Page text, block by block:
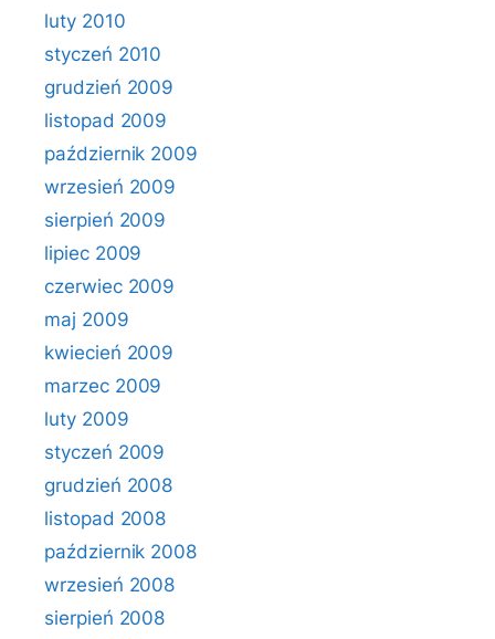
luty 2010
styczeń 2010
grudzień 2009
listopad 2009
październik 2009
wrzesień 2009
sierpień 2009
lipiec 2009
czerwiec 2009
maj 2009
kwiecień 2009
marzec 2009
luty 2009
styczeń 2009
grudzień 2008
listopad 2008
październik 2008
wrzesień 2008
sierpień 2008